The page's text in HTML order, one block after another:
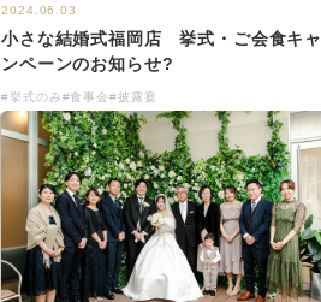
2024.06.03
小さな結婚式福岡店 挙式・ご会食キャ
ンペーンのお知らせ?
#挙式のみ#食事会#披露宴